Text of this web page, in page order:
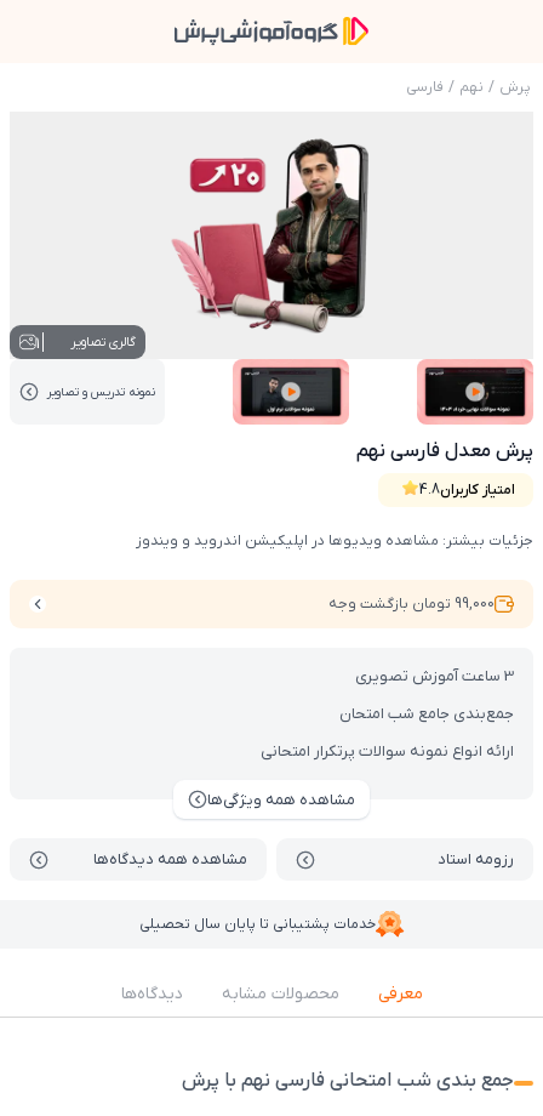
پرش / نهم / فارسی
عکس محصول پرش معدل فارسی نهم
گالری تصاویر 1
عکس کاور نمونه تدریس
نمونه تدریس‌ و تصاویر
پرش معدل فارسی نهم
امتیاز کاربران4.8
3 ساعت آموزش تصویری
جمع‌بندی جامع شب امتحان
ارائه انواع نمونه سوالات پرتکرار امتحانی
مشاهده همه ویژگی‌ها
رزومه استاد مشاهده همه دیدگاه‌ها
خدمات پشتیبانی تا پایان سال تحصیلی
جزئیات بیشتر: مشاهده ویدیوها در اپلیکیشن اندروید و ویندوز
99,000 تومان بازگشت وجه
معرفی محصولات مشابه دیدگاه‌ها
جمع بندی شب امتحانی فارسی نهم با پرش